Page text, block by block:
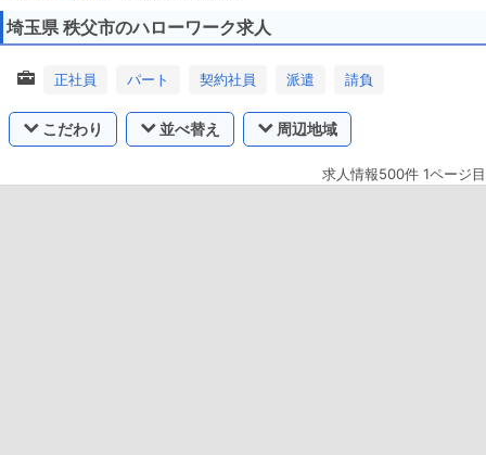
埼玉県 秩父市のハローワーク求人
正社員 パート 契約社員 派遣 請負
こだわり 並べ替え 周辺地域
求人情報500件 1ページ目